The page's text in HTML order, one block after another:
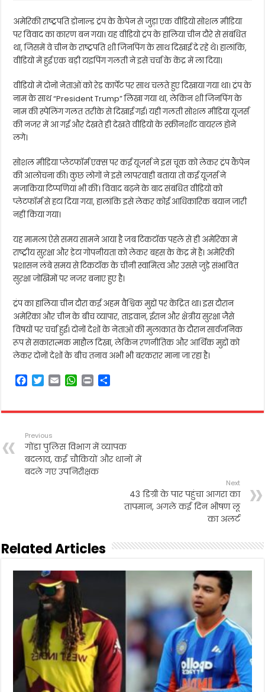
अमेरिकी राष्ट्रपति डोनाल्ड ट्रंप के कैंपेन से जुड़ा एक वीडियो सोशल मीडिया
पर विवाद का कारण बन गया। यह वीडियो ट्रंप के हालिया चीन दौरे से संबंधित
था, जिसमें वे चीन के राष्ट्रपति शी जिनपिंग के साथ दिखाई दे रहे थे। हालांकि,
वीडियो में हुई एक बड़ी टाइपिंग गलती ने इसे चर्चा के केंद्र में ला दिया।
वीडियो में दोनों नेताओं को रेड कार्पेट पर साथ चलते हुए दिखाया गया था। ट्रंप के
नाम के साथ “President Trump” लिखा गया था, लेकिन शी जिनपिंग के
नाम की स्पेलिंग गलत तरीके से दिखाई गई। यही गलती सोशल मीडिया यूजर्स
की नजर में आ गई और देखते ही देखते वीडियो के स्क्रीनशॉट वायरल होने
लगे।
सोशल मीडिया प्लेटफॉर्म एक्स पर कई यूजर्स ने इस चूक को लेकर ट्रंप कैंपेन
की आलोचना की। कुछ लोगों ने इसे लापरवाही बताया तो कई यूजर्स ने
मजाकिया टिप्पणियां भी कीं। विवाद बढ़ने के बाद संबंधित वीडियो को
प्लेटफॉर्म से हटा दिया गया, हालांकि इसे लेकर कोई आधिकारिक बयान जारी
नहीं किया गया।
यह मामला ऐसे समय सामने आया है जब टिकटॉक पहले से ही अमेरिका में
राष्ट्रीय सुरक्षा और डेटा गोपनीयता को लेकर बहस के केंद्र में है। अमेरिकी
प्रशासन लंबे समय से टिकटॉक के चीनी स्वामित्व और उससे जुड़े संभावित
सुरक्षा जोखिमों पर नजर बनाए हुए है।
ट्रंप का हालिया चीन दौरा कई अहम वैश्विक मुद्दों पर केंद्रित था। इस दौरान
अमेरिका और चीन के बीच व्यापार, ताइवान, ईरान और क्षेत्रीय सुरक्षा जैसे
विषयों पर चर्चा हुई। दोनों देशों के नेताओं की मुलाकात के दौरान सार्वजनिक
रूप से सकारात्मक माहौल दिखा, लेकिन रणनीतिक और आर्थिक मुद्दों को
लेकर दोनों देशों के बीच तनाव अभी भी बरकरार माना जा रहा है।
F
e
o
o
k
T
t
e
r
E
i
W
t
p
p
P
n
r
Previous
गोंडा पुलिस विभाग में व्यापक
बदलाव, कई चौकियों और थानों में
बदले गए उपनिरीक्षक
Next
43 डिग्री के पार पहुंचा आगरा का
तापमान, अगले कई दिन भीषण लू
का अलर्ट
Related Articles